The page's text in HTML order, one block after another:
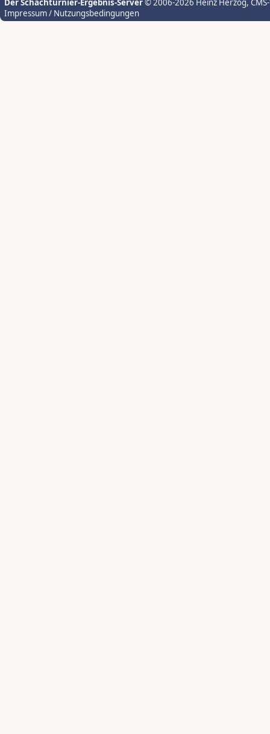
Der Schachturnier-Ergebnis-Server© 2006-2026 Heinz Herzog,
Impressum / Nutzungsbedingungen